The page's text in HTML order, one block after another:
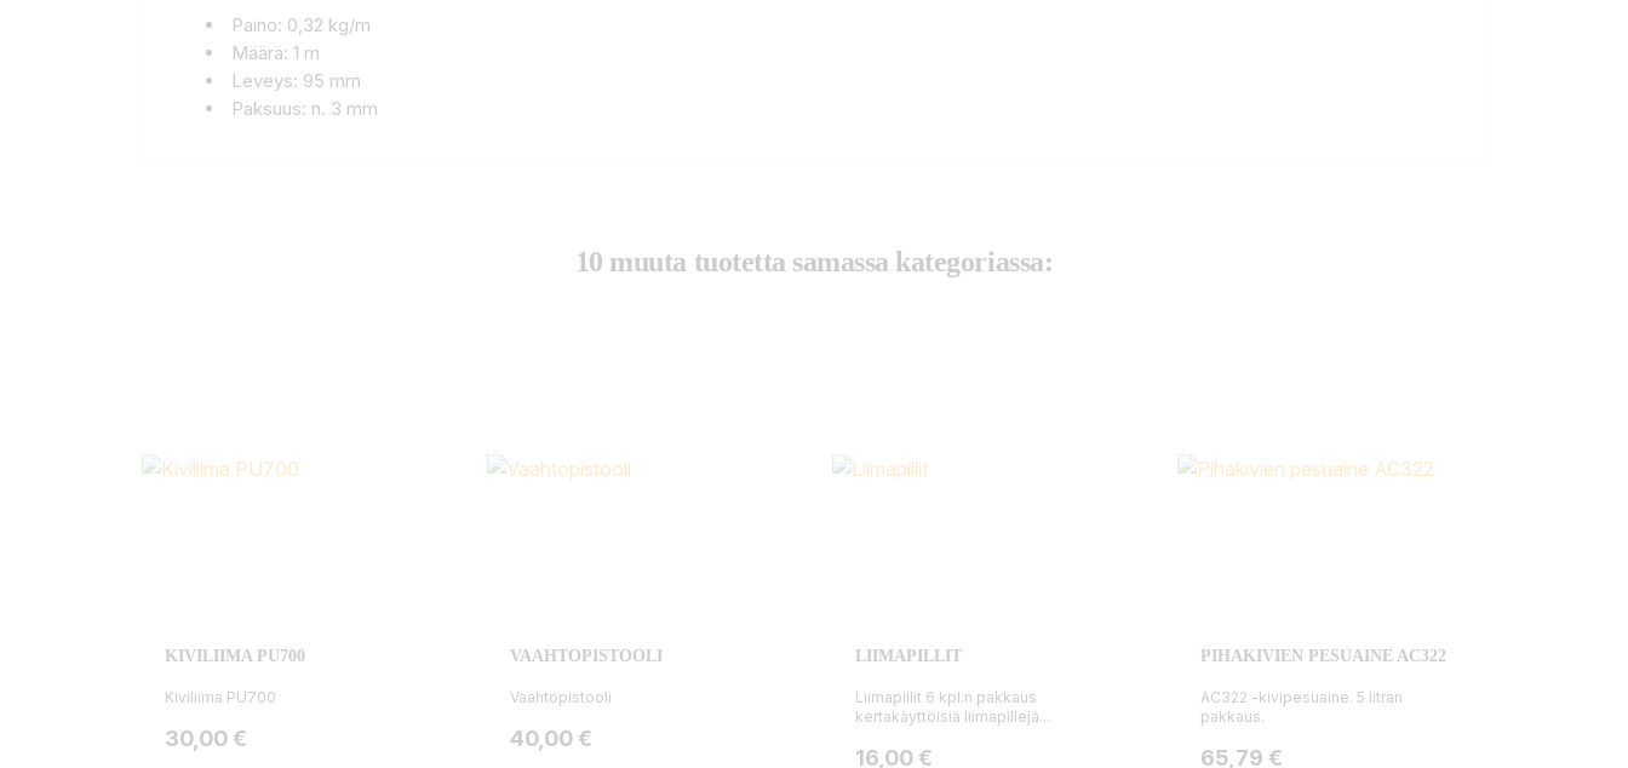
Paino: 0,32 kg/m
Määrä: 1 m
Leveys: 95 mm
Paksuus: n. 3 mm
10 muuta tuotetta samassa kategoriassa:
KIVILIIMA PU700
Kiviliima PU700
Hinta
30,00 €
VAAHTOPISTOOLI
Vaahtopistooli
Hinta
40,00 €
LIIMAPILLIT
Liimapillit 6 kpl:n pakkaus
kertakäyttöisiä liimapillejä...
Hinta
16,00 €
PIHAKIVIEN PESUAINE AC322
AC322 -kivipesuaine. 5 litran
pakkaus.
Hinta
65,79 €